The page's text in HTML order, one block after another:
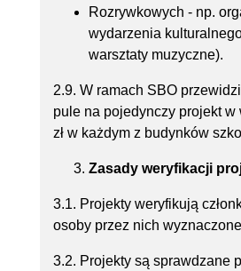
Rozrywkowych - np.
wydarzenia
warsztaty muzyczne).
2.9. W ramach SBO
pule na pojedynczy projekt w
zł w każdym z budynków
Zasady weryfikacji
3.1. Projekty weryfikują
osoby przez nich
3.2. Projekty są sprawdzane